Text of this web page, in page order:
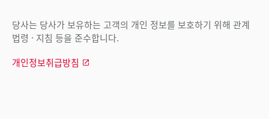
당사는 당사가 보유하는 고객의 개인 정보를 보호하기 위해 관계
법령 · 지침 등을 준수합니다.
개인정보취급방침